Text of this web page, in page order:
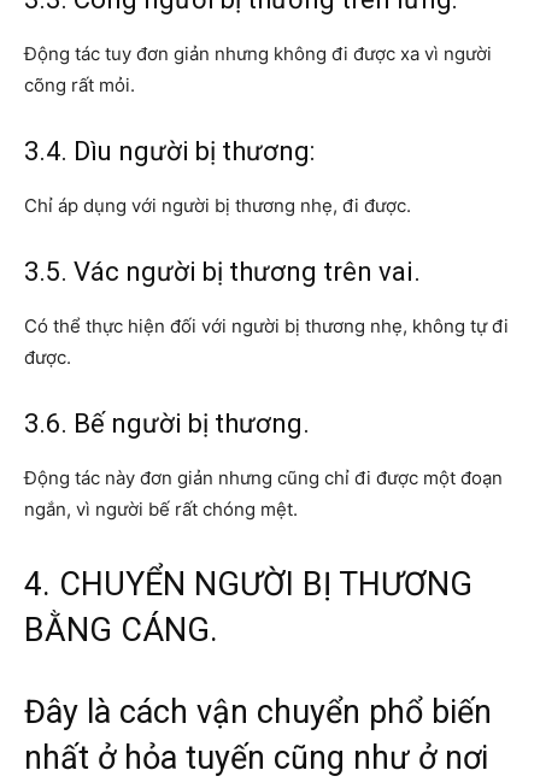
Động tác tuy đơn giản nhưng không đi được xa vì người
cõng rất mỏi.
3.4. Dìu người bị thương:
Chỉ áp dụng với người bị thương nhẹ, đi được.
3.5. Vác người bị thương trên vai.
Có thể thực hiện đối với người bị thương nhẹ, không tự đi
được.
3.6. Bế người bị thương.
Động tác này đơn giản nhưng cũng chỉ đi được một đoạn
ngắn, vì người bế rất chóng mệt.
4. CHUYỂN NGƯỜI BỊ THƯƠNG
BẰNG CÁNG.
Đây là cách vận chuyển phổ biến
nhất ở hỏa tuyến cũng như ở nơi